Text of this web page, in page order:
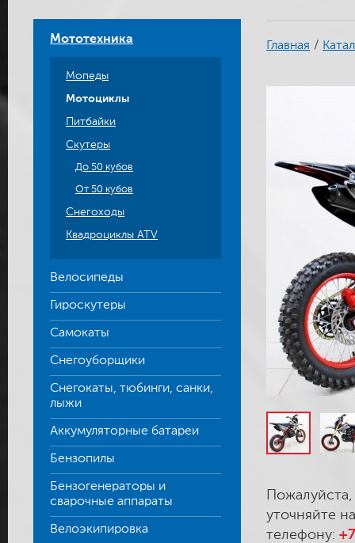
Мототехника
Мопеды
Мотоциклы
Питбайки
Скутеры
До 50 кубов
От 50 кубов
Снегоходы
Квадроциклы ATV
Велосипеды
Гироскутеры
Самокаты
Снегоуборщики
Снегокаты, тюбинги, санки,
лыжи
Аккумуляторные батареи
Бензопилы
Бензогенераторы и
сварочные аппараты
Велоэкипировка
Главная /
уточняйте
телефону: